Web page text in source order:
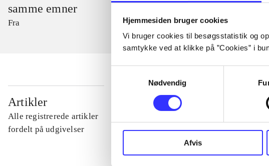
Hjemmesiden bruger cookies
Vi bruger cookies til besøgsstatistik og
samtykke ved at klikke på ”Cookies” i
Nødvendig
Afvis
samme emner
Fra
Artikler
Alle registrerede artikler
fordelt på udgivelser
...